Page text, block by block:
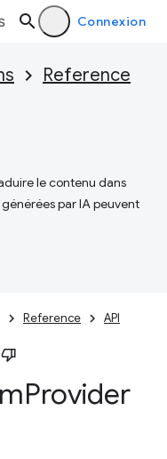
Connexion
Reference
le contenu dans
par IA peuvent
Reference API
Provider